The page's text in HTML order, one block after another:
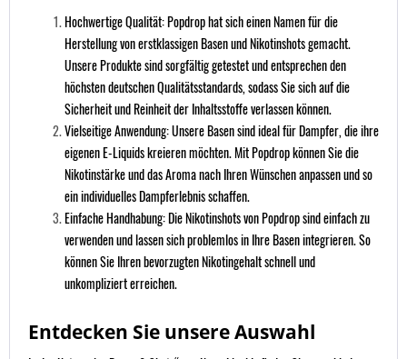
Hochwertige Qualität: Popdrop hat sich einen Namen für die
Herstellung von erstklassigen Basen und Nikotinshots gemacht.
Unsere Produkte sind sorgfältig getestet und entsprechen den
höchsten deutschen Qualitätsstandards, sodass Sie sich auf die
Sicherheit und Reinheit der Inhaltsstoffe verlassen können.
Vielseitige Anwendung: Unsere Basen sind ideal für Dampfer, die ihre
eigenen E-Liquids kreieren möchten. Mit Popdrop können Sie die
Nikotinstärke und das Aroma nach Ihren Wünschen anpassen und so
ein individuelles Dampferlebnis schaffen.
Einfache Handhabung: Die Nikotinshots von Popdrop sind einfach zu
verwenden und lassen sich problemlos in Ihre Basen integrieren. So
können Sie Ihren bevorzugten Nikotingehalt schnell und
unkompliziert erreichen.
Entdecken Sie unsere Auswahl